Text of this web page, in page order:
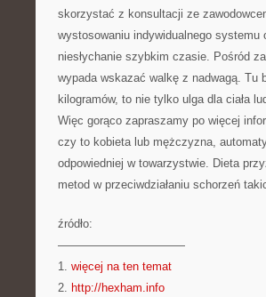
skorzystać z konsultacji ze
wystosowaniu indywidualnego
niesłychanie szybkim czasie. Pośród
wypada wskazać walkę z nadwagą. Tu
kilogramów, to nie tylko ulga dla ciała
Więc gorąco zapraszamy po więcej
czy to kobieta lub mężczyzna,
odpowiedniej w towarzystwie. Dieta
metod w przeciwdziałaniu schorzeń
źródło:
———————————
1. więcej na ten temat
2. http://hexham.info